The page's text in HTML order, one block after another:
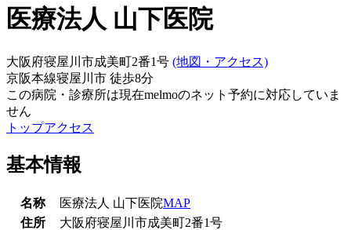
医療法人 山下医院
大阪府寝屋川市成美町2番1号 (地図・アクセス)
京阪本線寝屋川市 徒歩8分
この病院・診療所は現在melmoのネット予約に対応していま
せん
トップアクセス
基本情報
名称 医療法人 山下医院MAP
住所
大阪府寝屋川市成美町2番1号